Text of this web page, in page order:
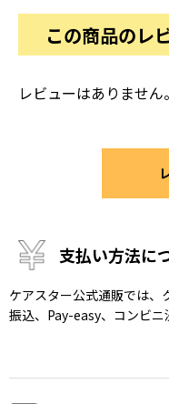
この商品のレ
レビューはありません。
支払い方法に
ケアスター公式通販では、
振込、Pay-easy、コンビニ